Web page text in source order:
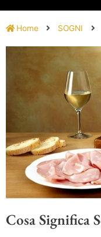
Home SOGNI
Cosa Significa